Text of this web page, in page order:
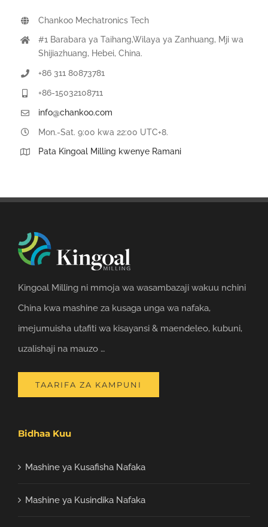
Chankoo Mechatronics Tech
#1 Barabara ya Taihang,Wilaya ya Zanhuang, Mji wa
Shijiazhuang, Hebei, China.
+86 311 80873781
+86-15032108711
info@chankoo.com
Mon.-Sat. 9:00 kwa 22:00 UTC+8.
Pata Kingoal Milling kwenye Ramani
Kingoal Milling ni mmoja wa wasambazaji wakuu nchini
China kwa mashine za kusaga unga wa nafaka,
imejumuisha utafiti wa kisayansi & maendeleo, kubuni,
uzalishaji na mauzo …
TAARIFA ZA KAMPUNI
Bidhaa Kuu
Mashine ya Kusafisha Nafaka
Mashine ya Kusindika Nafaka